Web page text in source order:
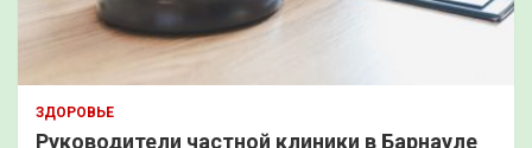
ЗДОРОВЬЕ
Руководители частной клиники в Барнауле